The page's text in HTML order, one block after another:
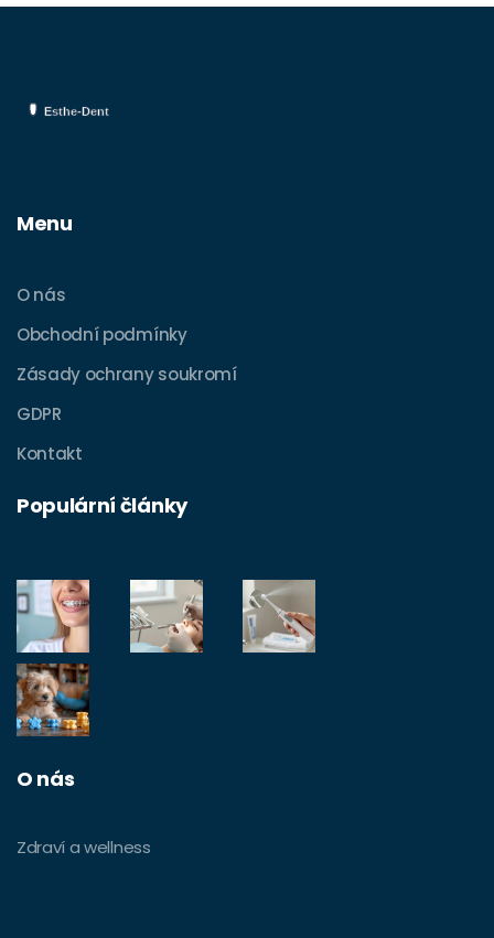
Menu
O nás
Obchodní podmínky
Zásady ochrany soukromí
GDPR
Kontakt
Populární články
O nás
Zdraví a wellness